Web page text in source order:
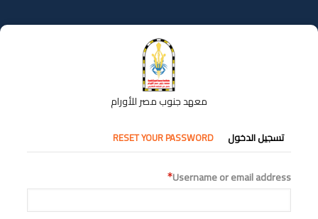
إلى
المحتوى
معهد جنوب مصر للأورام
التبويبات
الأساسية
تسجيل الدخول RESET YOUR PASSWORD
Username or email address